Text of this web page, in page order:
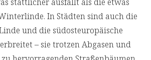
In Städten sind auch die
und die südosteuropäische
– sie trotzen Abgasen und